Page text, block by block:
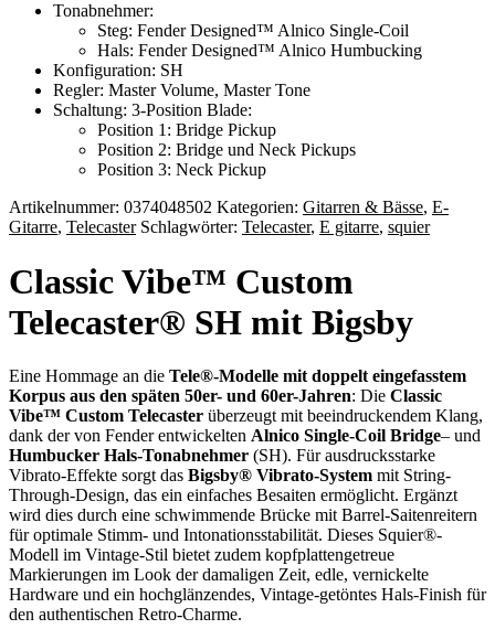
Tonabnehmer:
Steg: Fender Designed™ Alnico Single-Coil
Hals: Fender Designed™ Alnico Humbucking
Konfiguration: SH
Regler: Master Volume, Master Tone
Schaltung: 3-Position Blade:
Position 1: Bridge Pickup
Position 2: Bridge und Neck Pickups
Position 3: Neck Pickup
Artikelnummer: 0374048502 Kategorien: Gitarren & Bässe, E-
Gitarre, Telecaster Schlagwörter: Telecaster, E gitarre, squier
Classic Vibe™ Custom
Telecaster® SH mit Bigsby
Eine Hommage an die Tele®-Modelle mit doppelt eingefasstem
Korpus aus den späten 50er- und 60er-Jahren: Die Classic
Vibe™ Custom Telecaster überzeugt mit beeindruckendem Klang,
dank der von Fender entwickelten Alnico Single-Coil Bridge– und
Humbucker Hals-Tonabnehmer (SH). Für ausdrucksstarke
Vibrato-Effekte sorgt das Bigsby® Vibrato-System mit String-
Through-Design, das ein einfaches Besaiten ermöglicht. Ergänzt
wird dies durch eine schwimmende Brücke mit Barrel-Saitenreitern
für optimale Stimm- und Intonationsstabilität. Dieses Squier®-
Modell im Vintage-Stil bietet zudem kopfplattengetreue
Markierungen im Look der damaligen Zeit, edle, vernickelte
Hardware und ein hochglänzendes, Vintage-getöntes Hals-Finish für
den authentischen Retro-Charme.